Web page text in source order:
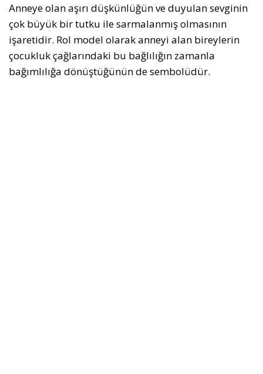
Anneye olan aşırı düşkünlüğün ve duyulan sevginin
çok büyük bir tutku ile sarmalanmış olmasının
işaretidir. Rol model olarak anneyi alan bireylerin
çocukluk çağlarındaki bu bağlılığın zamanla
bağımlılığa dönüştüğünün de sembolüdür.